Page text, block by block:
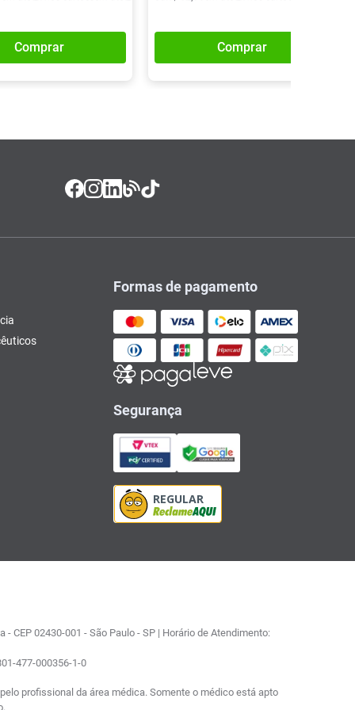
Comprar Comprar
Formas de pagamento
Segurança
CEP 02430-001 - São Paulo - SP | Horário de Atendimento:
477-000356-1-0
profissional da área médica. Somente o médico está apto